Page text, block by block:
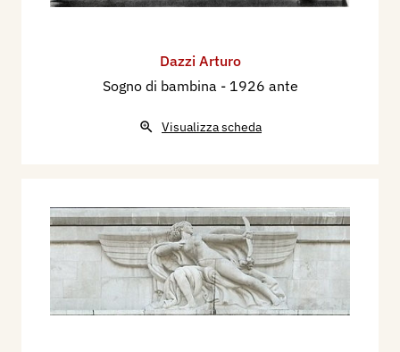
Dazzi Arturo
Sogno di bambina - 1926 ante
Visualizza scheda